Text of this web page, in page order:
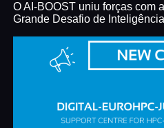
O AI-BOOST uniu forças com
Grande Desafio de